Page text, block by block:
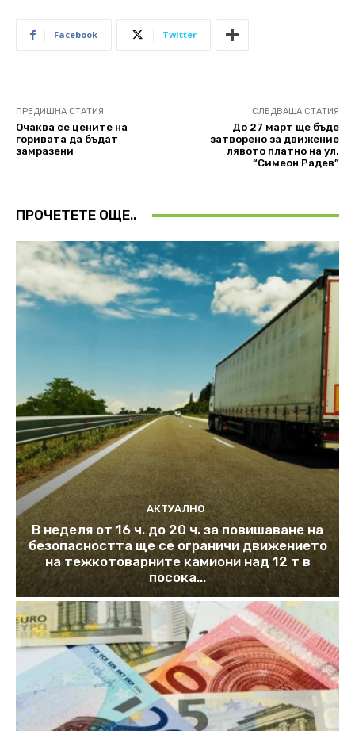
Facebook Twitter
ПРЕДИШНА СТАТИЯ
Очаква се цените на
горивата да бъдат
замразени
СЛЕДВАЩА СТАТИЯ
До 27 март ще бъде
затворено за движение
лявото платно на ул.
“Симеон Радев”
ПРОЧЕТЕТЕ ОЩЕ..
АКТУАЛНО
В неделя от 16 ч. до 20 ч. за повишаване на
безопасността ще се ограничи движението
на тежкотоварните камиони над 12 т в
посока...